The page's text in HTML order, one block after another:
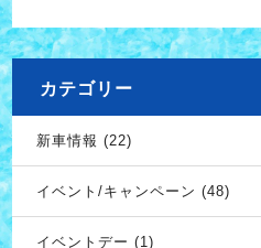
カテゴリー
新車情報 (22)
イベント/キャンペーン (48)
イベントデー (1)